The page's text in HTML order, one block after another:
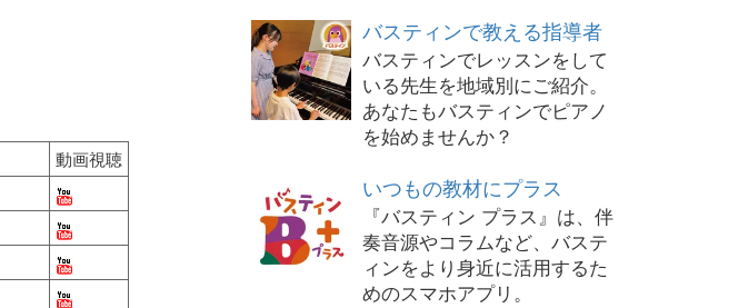
動画視聴
バスティンで教える指導者
バスティンでレッスンをして
いる先生を地域別にご紹介。
あなたもバスティンでピアノ
を始めませんか？
いつもの教材にプラス
『バスティン プラス』は、伴
奏音源やコラムなど、バステ
ィンをより身近に活用するた
めのスマホアプリ。